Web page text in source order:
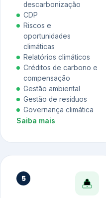
descarbonização
CDP
Riscos e
oportunidades
climáticas
Relatórios climáticos
Créditos de carbono e
compensação
Gestão ambiental
Gestão de resíduos
Governança climática
Saiba mais
5